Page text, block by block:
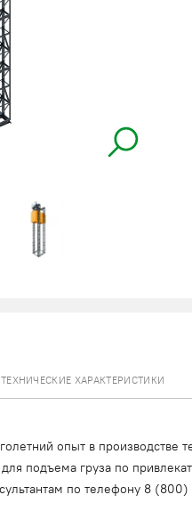
ТЕХНИЧЕСКИЕ ХАРАКТЕРИСТИКИ
опыт в производстве
подъема груза по
по телефону 8 (800)